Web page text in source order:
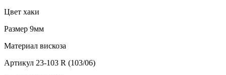
Цвет хаки
Размер 9мм
Материал вискоза
Артикул 23-103 R (103/06)